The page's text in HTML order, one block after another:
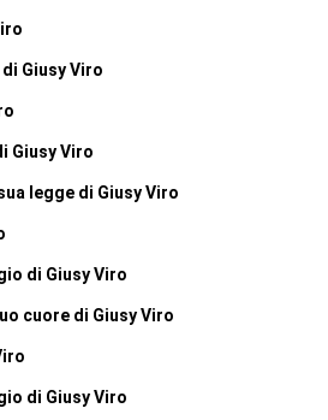
Giusy Viro
Giusy Viro
legge di Giusy Viro
di Giusy Viro
cuore di Giusy Viro
di Giusy Viro